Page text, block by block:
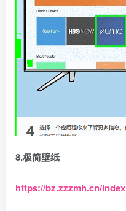
8.极简壁纸
https://bz.zzzmh.cn/index